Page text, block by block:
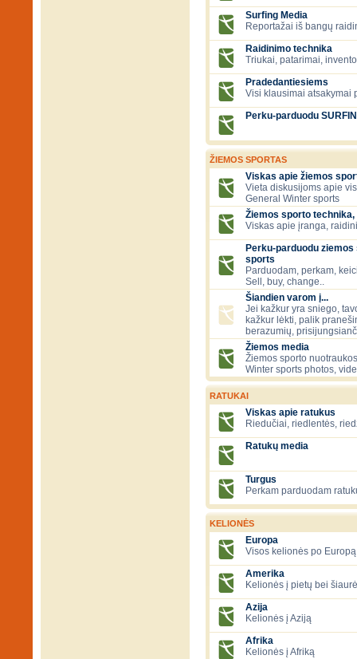
Surfing Media
Reportažai iš bangų
Raidinimo technika
Triukai, patarimai,
Pradedantiesiems
Visi klausimai atsakymai
Perku-parduodu
ŽIEMOS SPORTAS
Viskas apie žiemos
Vieta diskusijoms apie
General Winter sports
Žiemos sporto
Viskas apie įranga,
Perku-parduodu
sports
Parduodam, perkam,
Sell, buy, change..
Šiandien varom į...
Jei kažkur yra sniego,
kažkur lėkti, palik
berazumių,
Žiemos media
Žiemos sporto
Winter sports photos,
RATUKAI
Viskas apie ratukus
Riedučiai, riedlentės,
Ratukų media
Turgus
Perkam parduodam
KELIONĖS
Europa
Visos kelionės po
Amerika
Kelionės į pietų bei
Azija
Kelionės į Aziją
Afrika
Kelionės į Afriką